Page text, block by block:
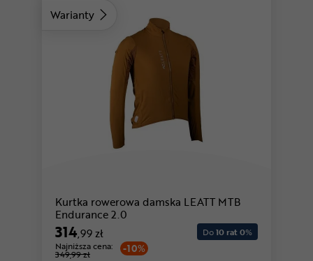
Warianty
Kurtka rowerowa damska LEATT MTB
Endurance 2.0
314,99 zł
-10%
Najniższa cena:
349,99 zł
Do10 rat 0%